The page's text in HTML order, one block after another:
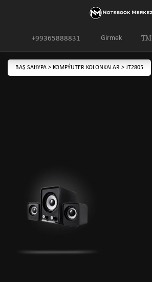
Girmek TM
+99365888831
BAŞ SAHYPA > KOMPÝUTER KOLONKALAR > JT2805